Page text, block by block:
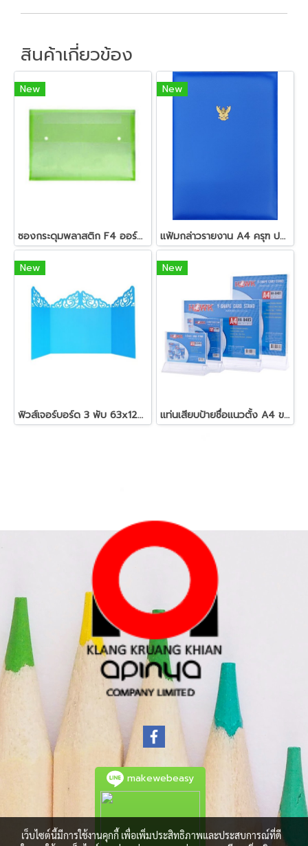
สินค้าเกี่ยวข้อง
New
ซองกระดุมพลาสติก F4 ออร์ก้า B-154
New
แฟ้มกล่าวรายงาน A4 ครุฑ ปกหนัง
New
ฟิวส์เจอร์บอร์ด 3 พับ 63x120 คละสี
New
แท่นเสียบป้ายชื่อแนวตั้ง A4 ขาว ฮอร์ค HK-B491
makewebeasy
เว็บไซต์นี้มีการใช้งานคุกกี้ เพื่อเพิ่มประสิทธิภาพและประสบการณ์ที่ดี